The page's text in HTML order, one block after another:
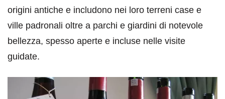
origini antiche e includono nei loro terreni case e
ville padronali oltre a parchi e giardini di notevole
bellezza, spesso aperte e incluse nelle visite
guidate.